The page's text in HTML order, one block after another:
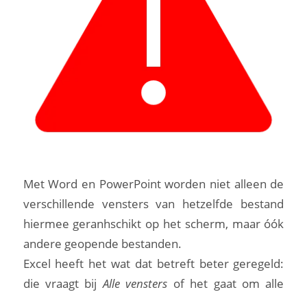
Met Word en PowerPoint worden niet alleen de
verschillende vensters van hetzelfde bestand
hiermee geranhschikt op het scherm, maar óók
andere geopende bestanden.
Excel heeft het wat dat betreft beter geregeld:
die vraagt bijAlle vensters of het gaat om alle